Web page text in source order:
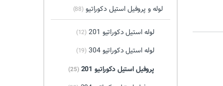
لوله و پروفیل استیل دکوراتیو (88)
لوله استیل دکوراتیو 201 (12)
لوله استیل دکوراتیو 304 (19)
پروفیل استیل دکوراتیو 201 (25)